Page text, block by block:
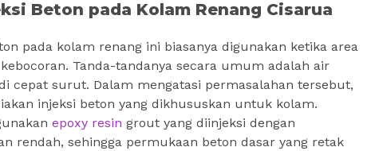
Beton pada Kolam Renang Cisarua
pada kolam renang ini biasanya digunakan ketika area
Tanda-tandanya secara umum adalah air
cepat surut. Dalam mengatasi permasalahan tersebut,
injeksi beton yang dikhususkan untuk kolam.
epoxy resin grout yang diinjeksi dengan
rendah, sehingga permukaan beton dasar yang retak